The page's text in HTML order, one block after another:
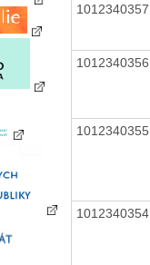
1012340357
1012340356
1012340355
1012340354